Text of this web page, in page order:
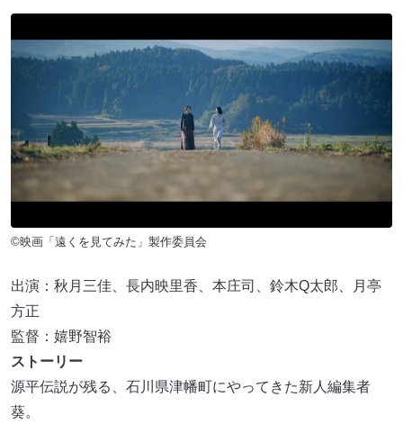
©映画「遠くを見てみた」製作委員会
出演：秋月三佳、長内映里香、本庄司、鈴木Q太郎、月亭
方正
監督：嬉野智裕
ストーリー
源平伝説が残る、石川県津幡町にやってきた新人編集者
葵。